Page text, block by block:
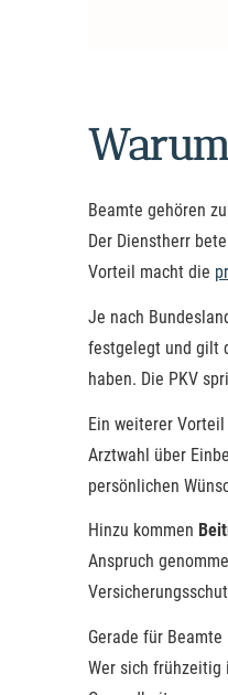
Beamte gehören
Der Dienstherr
Vorteil macht die
Je nach
festgelegt und gilt
haben. Die PKV
Ein weiterer
Arztwahl über
persönlichen
Hinzu kommen
Anspruch
Gerade für
Wer sich frühzeitig